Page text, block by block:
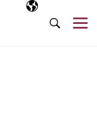
Ausgewählte
DE
Suche